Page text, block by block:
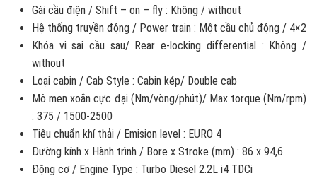
Gài cầu điện / Shift – on – fly : Không / without
Hệ thống truyền động / Power train : Một cầu chủ động / 4×2
Khóa vi sai cầu sau/ Rear e-locking differential : Không /
without
Loại cabin / Cab Style : Cabin kép/ Double cab
Mô men xoắn cực đại (Nm/vòng/phút)/ Max torque (Nm/rpm)
: 375 / 1500-2500
Tiêu chuẩn khí thải / Emision level : EURO 4
Đường kính x Hành trình / Bore x Stroke (mm) : 86 x 94,6
Động cơ / Engine Type : Turbo Diesel 2.2L i4 TDCi